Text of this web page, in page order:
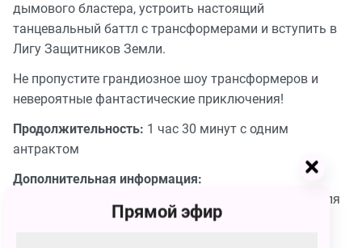
дымового бластера, устроить настоящий
танцевальный баттл с трансформерами и вступить в
Лигу Защитников Земли.
Не пропустите грандиозное шоу трансформеров и
невероятные фантастические приключения!
Продолжительность: 1 час 30 минут с одним
антрактом
Дополнительная информация:
1. Рекомендуемый возраст для посещения спектакля
Прямой эфир